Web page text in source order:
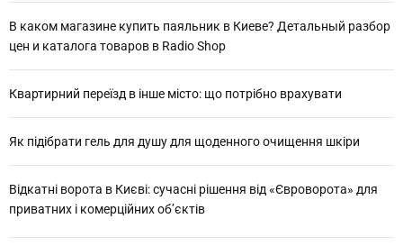
В каком магазине купить паяльник в Киеве? Детальный разбор
цен и каталога товаров в Radio Shop
Квартирний переїзд в інше місто: що потрібно врахувати
Як підібрати гель для душу для щоденного очищення шкіри
Відкатні ворота в Києві: сучасні рішення від «Євроворота» для
приватних і комерційних об’єктів